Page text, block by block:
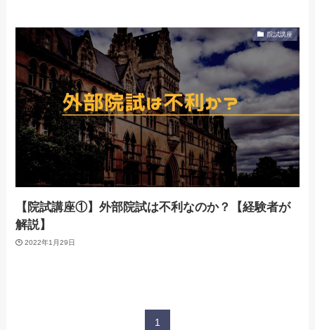
院試講座
【院試講座①】外部院試は不利なのか？【経験者が
解説】
2022年1月29日
1